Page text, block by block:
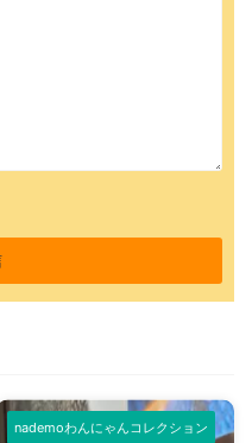
nademoわんにゃんコレクション